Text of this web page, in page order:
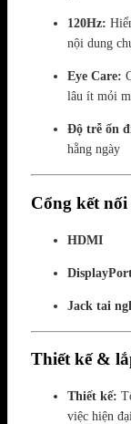
120Hz:
nội dung
Eye Care:
lâu ít mỏi
Độ trễ ổn
hằng ngày
Cổng kết nối
HDMI
Jack tai
Thiết kế &
Thiết kế:
việc hiện